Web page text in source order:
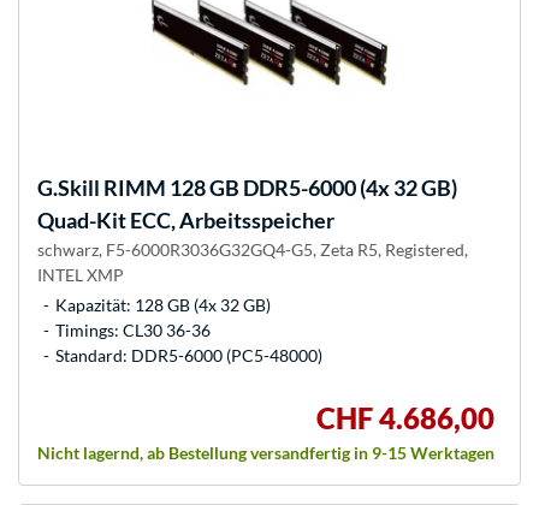
G.Skill RIMM 128 GB DDR5-6000 (4x 32 GB)
Quad-Kit ECC, Arbeitsspeicher
schwarz, F5-6000R3036G32GQ4-G5, Zeta R5, Registered,
INTEL XMP
Kapazität: 128 GB (4x 32 GB)
Timings: CL30 36-36
Standard: DDR5-6000 (PC5-48000)
CHF 4.686,00
Nicht lagernd, ab Bestellung versandfertig in 9-15 Werktagen